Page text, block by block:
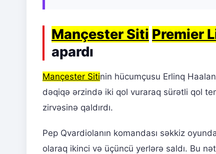
Mançester Siti Premier
apardı
Mançester Sitinin hücumçusu Erlinq
dəqiqə ərzində iki qol vuraraq sürətli qol
zirvəsinə qaldırdı.
Pep Qvardiolanın komandası səkkiz
olaraq ikinci və üçüncü yerlərə saldı. Bu